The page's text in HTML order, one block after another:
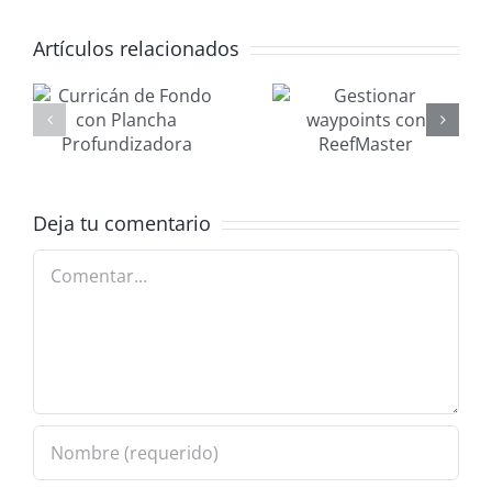
Artículos relacionados
Gestionar
waypoints
ReefMaster
nautico
Deja tu comentario
Comentar